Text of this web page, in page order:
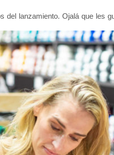
del lanzamiento. Ojalá que les